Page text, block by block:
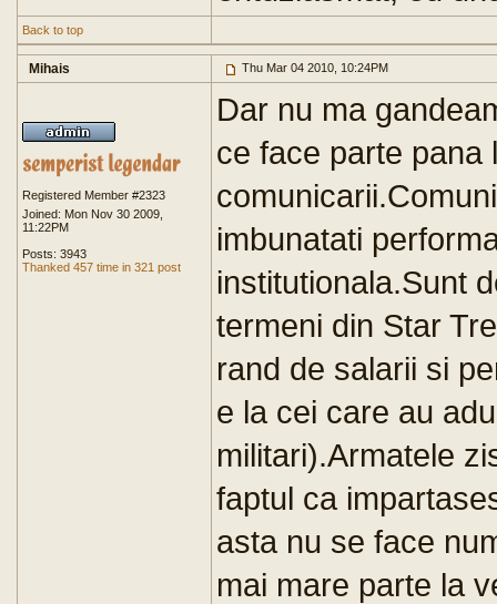
Back to top
Mihais Thu Mar 04 2010, 10:24PM
Registered Member #2323
Joined: Mon Nov 30 2009,
11:22PM
Posts: 3943
Thanked 457 time in 321 post
Dar nu ma
ce face parte pana
imbunatati
institutionala.Sunt
termeni din Star
rand de salarii si
e la cei care au
militari).Armatele
faptul ca
asta nu se face
mai mare parte la